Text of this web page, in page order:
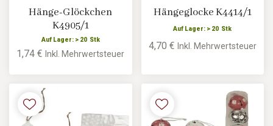
Hänge-Glöckchen
K4905/1
Auf Lager: > 20 Stk
1,74 €Inkl. Mehrwertsteuer
Hängeglocke K4414/1
Auf Lager: > 20 Stk
4,70 € Inkl. Mehrwertsteuer